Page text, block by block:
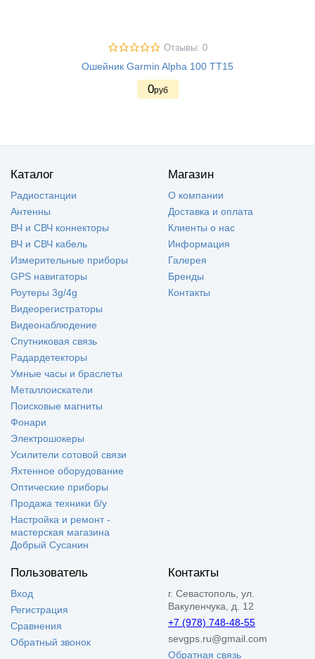
Отзывы: 0
Ошейник Garmin Alpha 100 ТT15
0руб
Каталог
Радиостанции
Антенны
ВЧ и СВЧ коннекторы
ВЧ и СВЧ кабель
Измерительные приборы
GPS навигаторы
Роутеры 3g/4g
Видеорегистраторы
Видеонаблюдение
Спутниковая связь
Радардетекторы
Умные часы и браслеты
Металлоискатели
Поисковые магниты
Фонари
Электрошокеры
Усилители сотовой связи
Яхтенное оборудование
Оптические приборы
Продажа техники б/у
Настройка и ремонт -
мастерская магазина
Добрый Сусанин
Магазин
О компании
Доставка и оплата
Клиенты о нас
Информация
Галерея
Бренды
Контакты
Пользователь
Вход
Регистрация
Сравнения
Обратный звонок
Контакты
г. Севастополь, ул.
Вакуленчука, д. 12
+7 (978) 748-48-55
sevgps.ru@gmail.com
Обратная связь